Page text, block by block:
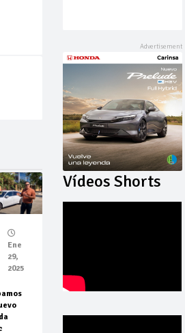
Ene
29,
2025
Vídeos Shorts